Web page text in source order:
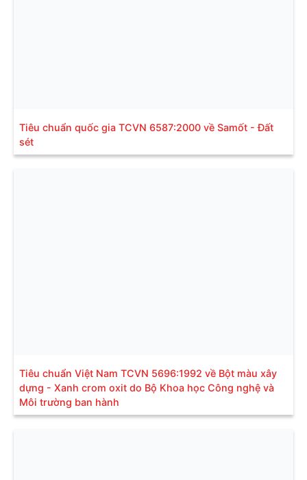
Tiêu chuẩn quốc gia TCVN 6587:2000 về Samốt - Đất
sét
Tiêu chuẩn Việt Nam TCVN 5696:1992 về Bột màu xây
dựng - Xanh crom oxit do Bộ Khoa học Công nghệ và
Môi trường ban hành